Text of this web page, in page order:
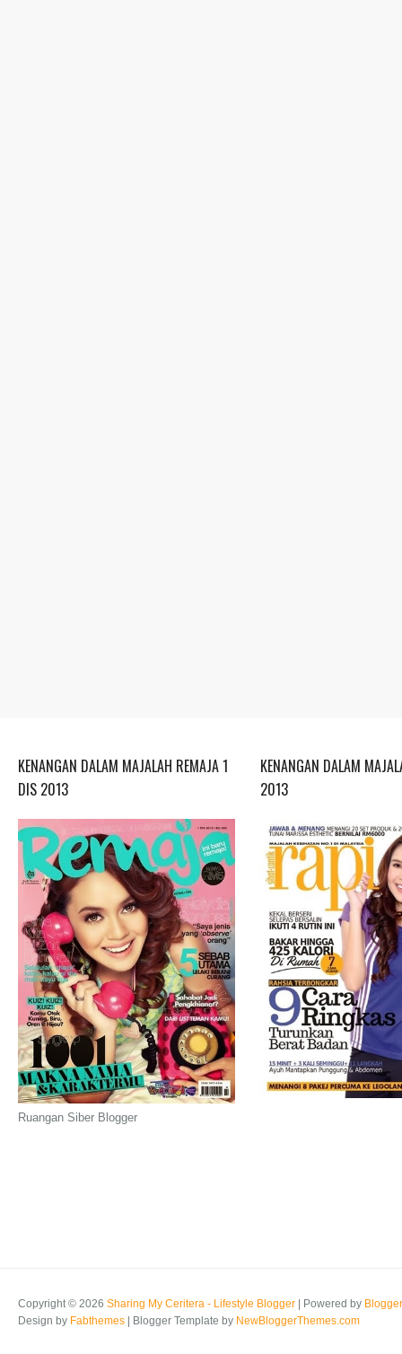
KENANGAN DALAM MAJALAH REMAJA 1
DIS 2013
Ruangan Siber Blogger
KENANGAN DALAM
2013
Copyright © 2026 Sharing My Ceritera - Lifestyle Blogger | Powered by Blogger
Design by Fabthemes | Blogger Template by NewBloggerThemes.com